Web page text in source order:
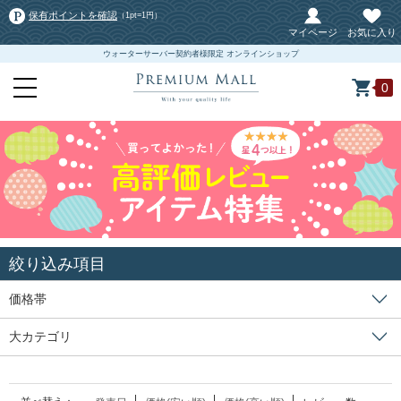
保有ポイントを確認 （1pt=1円）
マイページ お気に入り
ウォーターサーバー契約者様限定 オンラインショップ
0
絞り込み項目
価格帯
大カテゴリ